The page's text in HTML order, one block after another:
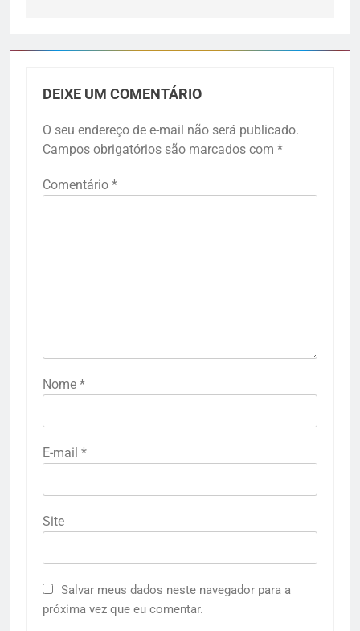
DEIXE UM COMENTÁRIO
O seu endereço de e-mail não será publicado.
Campos obrigatórios são marcados com *
Comentário *
Nome *
E-mail *
Site
Salvar meus dados neste navegador para a
próxima vez que eu comentar.